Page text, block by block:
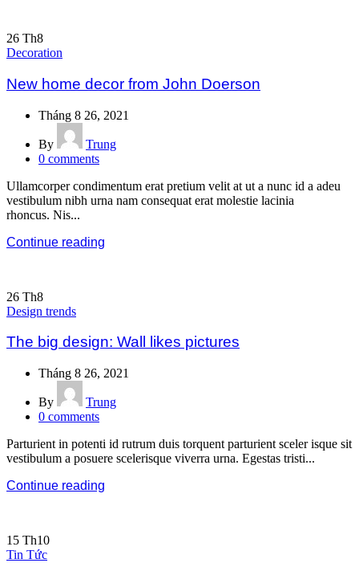
26 Th8
Decoration
New home decor from John Doerson
Tháng 8 26, 2021
By
Trung
0 comments
Ullamcorper condimentum erat pretium velit at ut a nunc id a adeu
vestibulum nibh urna nam consequat erat molestie lacinia
rhoncus. Nis...
Continue reading
26 Th8
Design trends
The big design: Wall likes pictures
Tháng 8 26, 2021
By
Trung
0 comments
Parturient in potenti id rutrum duis torquent parturient sceler isque sit
vestibulum a posuere scelerisque viverra urna. Egestas tristi...
Continue reading
15 Th10
Tin Tức